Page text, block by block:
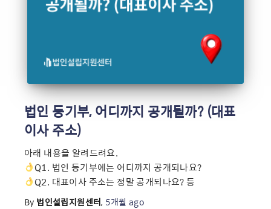
법인 등기부, 어디까지 공개될까? (대표
이사 주소)
아래 내용을 알려드려요.
Q1. 법인 등기부에는 어디까지 공개되나요?
Q2. 대표이사 주소는 정말 공개되나요? 등
By 법인설립지원센터, 5개월 ago